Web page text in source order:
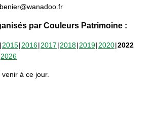
par Couleurs Patrimoine :
2015 2016 2017 2018 2019 2020 2022
2026
à ce jour.